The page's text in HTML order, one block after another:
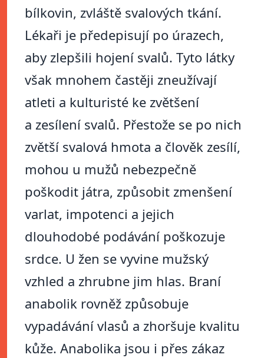
bílkovin, zvláště svalových tkání.
Lékaři je předepisují po úrazech,
aby zlepšili hojení svalů. Tyto látky
však mnohem častěji zneužívají
atleti a kulturisté ke zvětšení
a zesílení svalů. Přestože se po nich
zvětší svalová hmota a člověk zesílí,
mohou u mužů nebezpečně
poškodit játra, způsobit zmenšení
varlat, impotenci a jejich
dlouhodobé podávání poškozuje
srdce. U žen se vyvine mužský
vzhled a zhrubne jim hlas. Braní
anabolik rovněž způsobuje
vypadávání vlasů a zhoršuje kvalitu
kůže. Anabolika jsou i přes zákaz